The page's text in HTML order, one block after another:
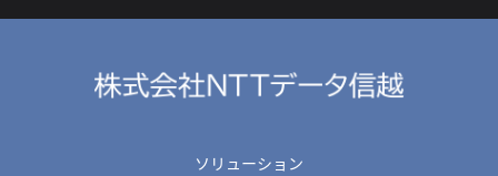
ソリューション